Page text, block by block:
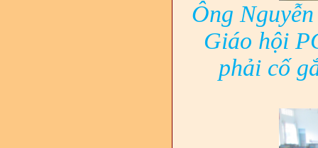
Ông
Giáo hội
phải cố